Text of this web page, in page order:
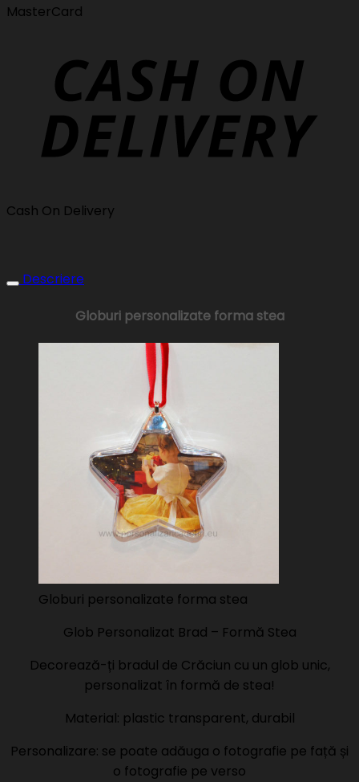
MasterCard
Cash On Delivery
Descriere
Globuri personalizate forma stea
Globuri personalizate forma stea
Glob Personalizat Brad – Formă Stea
Decorează-ți bradul de Crăciun cu un glob unic,
personalizat în formă de stea!
Material: plastic transparent, durabil
Personalizare: se poate adăuga o fotografie pe față și
o fotografie pe verso